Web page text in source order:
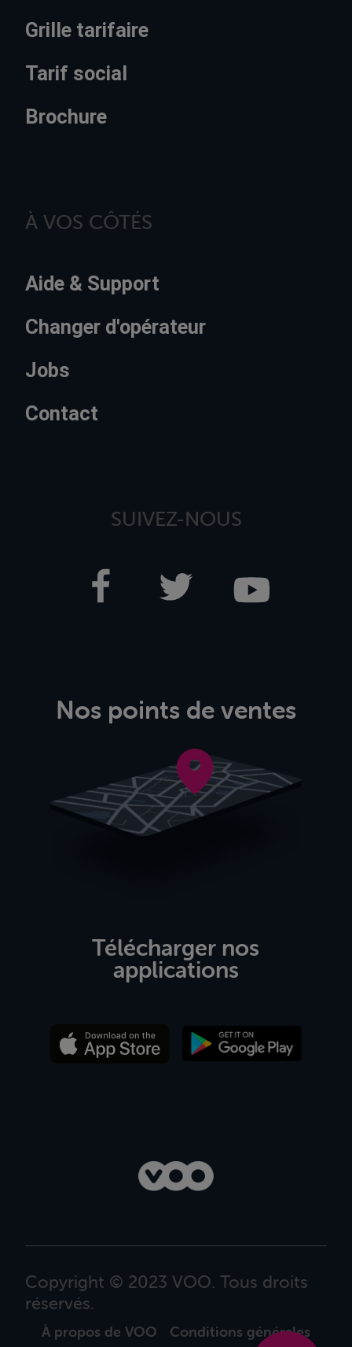
Grille tarifaire
Tarif social
Brochure
À VOS CÔTÉS
Aide & Support
Changer d'opérateur
Jobs
Contact
SUIVEZ-NOUS
Nos points de ventes
Télécharger nos
applications
Copyright © 2023 VOO. Tous droits
réservés.
À propos de VOO Conditions générales